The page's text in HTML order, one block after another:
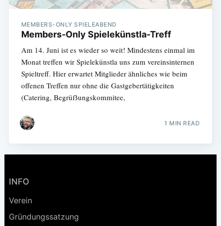
MEMBERS-ONLY SPIELEABEND
Members-Only Spielekünstla-Treff
Am 14. Juni ist es wieder so weit! Mindestens einmal im
Monat treffen wir Spielekünstla uns zum vereinsinternen
Spieltreff. Hier erwartet Mitglieder ähnliches wie beim
offenen Treffen nur ohne die Gastgebertätigkeiten
(Catering, Begrüẞungskommitee,
1 MIN READ
INFO
Verein
Gründungssatzung